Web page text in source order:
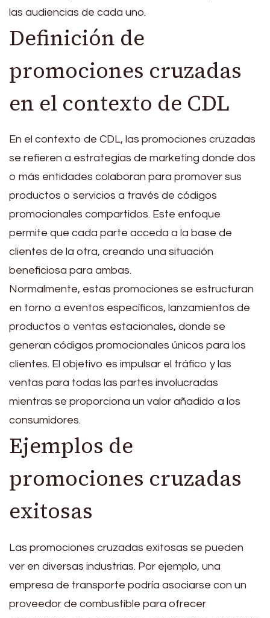
las audiencias de cada uno.
Definición de
promociones cruzadas
en el contexto de CDL
En el contexto de CDL, las promociones cruzadas
se refieren a estrategias de marketing donde dos
o más entidades colaboran para promover sus
productos o servicios a través de códigos
promocionales compartidos. Este enfoque
permite que cada parte acceda a la base de
clientes de la otra, creando una situación
beneficiosa para ambas.
Normalmente, estas promociones se estructuran
en torno a eventos específicos, lanzamientos de
productos o ventas estacionales, donde se
generan códigos promocionales únicos para los
clientes. El objetivo es impulsar el tráfico y las
ventas para todas las partes involucradas
mientras se proporciona un valor añadido a los
consumidores.
Ejemplos de
promociones cruzadas
exitosas
Las promociones cruzadas exitosas se pueden
ver en diversas industrias. Por ejemplo, una
empresa de transporte podría asociarse con un
proveedor de combustible para ofrecer